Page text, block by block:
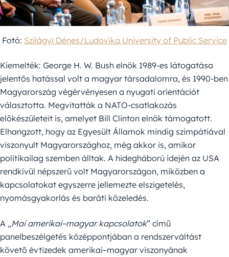
Fotó: Szilágyi Dénes/Ludovika University of Public Service
Kiemelték: George H. W. Bush elnök 1989-es látogatása
jelentős hatással volt a magyar társadalomra, és 1990-ben
Magyarország végérvényesen a nyugati orientációt
választotta. Megvitatták a NATO-csatlakozás
előkészületeit is, amelyet Bill Clinton elnök támogatott.
Elhangzott, hogy az Egyesült Államok mindig szimpátiával
viszonyult Magyarországhoz, még akkor is, amikor
politikailag szemben álltak. A hidegháború idején az USA
rendkívül népszerű volt Magyarországon, miközben a
kapcsolatokat egyszerre jellemezte elszigetelés,
nyomásgyakorlás és baráti közeledés.
A „Mai amerikai–magyar kapcsolatok” című
panelbeszélgetés középpontjában a rendszerváltást
követő évtizedek amerikai–magyar viszonyának